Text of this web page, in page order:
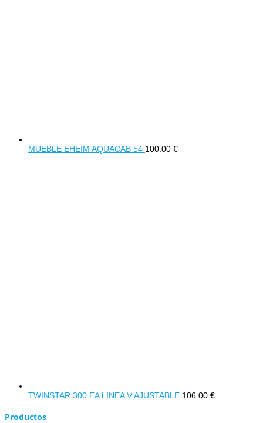
MUEBLE EHEIM AQUACAB 54 100.00 €
TWINSTAR 300 EA LINEA V AJUSTABLE 106.00 €
Productos